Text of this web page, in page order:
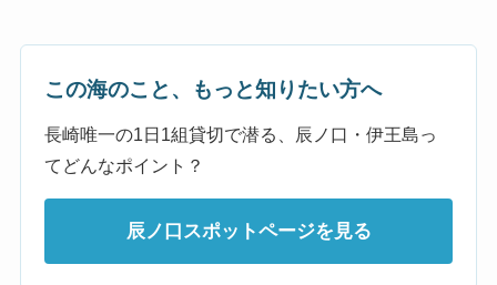
この海のこと、もっと知りたい方へ
長崎唯一の1日1組貸切で潜る、辰ノ口・伊王島っ
てどんなポイント？
辰ノ口スポットページを見る